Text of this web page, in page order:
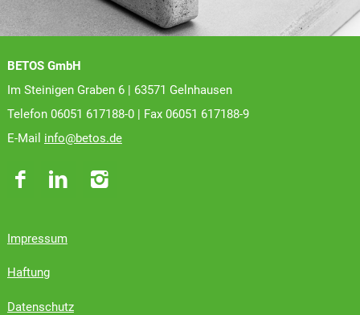
BETOS GmbH
Im Steinigen Graben 6 | 63571 Gelnhausen
Telefon 06051 617188-0 | Fax 06051 617188-9
E-Mail info@betos.de
Impressum
Haftung
Datenschutz